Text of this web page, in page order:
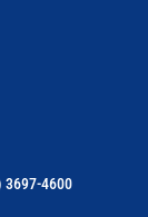
3697-4600